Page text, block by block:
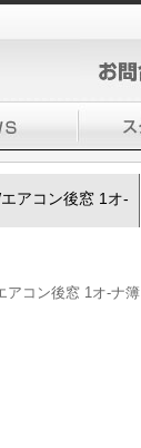
アコン後窓 1オ-
アコン後窓 1オ-ナ簿